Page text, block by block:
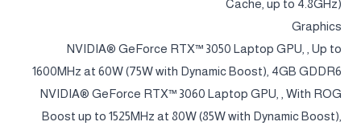
Cache, up to 4.8GHz)
Graphics
NVIDIA® GeForce RTX™ 3050 Laptop GPU, , Up to
1600MHz at 60W (75W with Dynamic Boost), 4GB GDDR6
NVIDIA® GeForce RTX™ 3060 Laptop GPU, , With ROG
Boost up to 1525MHz at 80W (85W with Dynamic Boost),